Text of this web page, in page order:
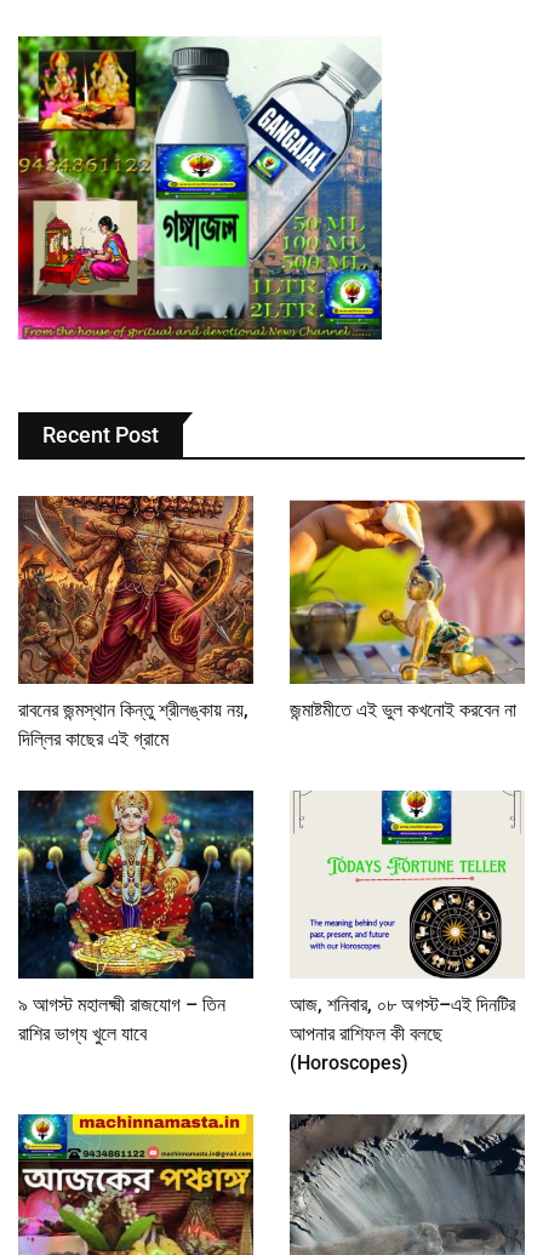
Recent Post
রাবনের জন্মস্থান কিন্তু শ্রীলঙ্কায় নয়,
দিল্লির কাছের এই গ্রামে
জন্মাষ্টমীতে এই ভুল কখনোই করবেন না
৯ আগস্ট মহালক্ষ্মী রাজযোগ – তিন
রাশির ভাগ্য খুলে যাবে
আজ, শনিবার, ০৮ অগস্ট–এই দিনটির
আপনার রাশিফল কী বলছে
(Horoscopes)